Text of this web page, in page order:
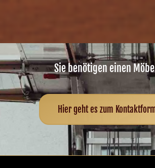
Sie benötigen einen
Hier geht es zum